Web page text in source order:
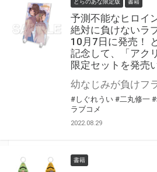
予測不能なヒロイ
絶対に負けないラ
10月7日に発売！
記念して、「アク
限定セットを発売
#しぐれうい #二丸修一
ラブコメ
2022.08.29
書籍